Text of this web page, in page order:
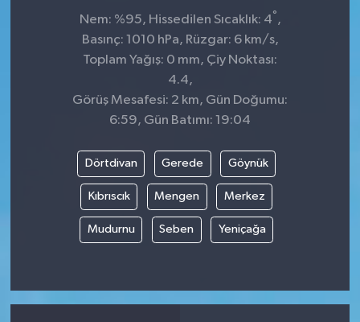
Nem: %95, Hissedilen Sıcaklık: 4° ,
Basınç: 1010 hPa, Rüzgar: 6 km/s,
Toplam Yağış: 0 mm, Çiy Noktası:
4.4,
Görüş Mesafesi: 2 km, Gün Doğumu:
6:59, Gün Batımı: 19:04
Dörtdivan Gerede Göynük
Kıbrıscık Mengen Merkez
Mudurnu Seben Yeniçağa